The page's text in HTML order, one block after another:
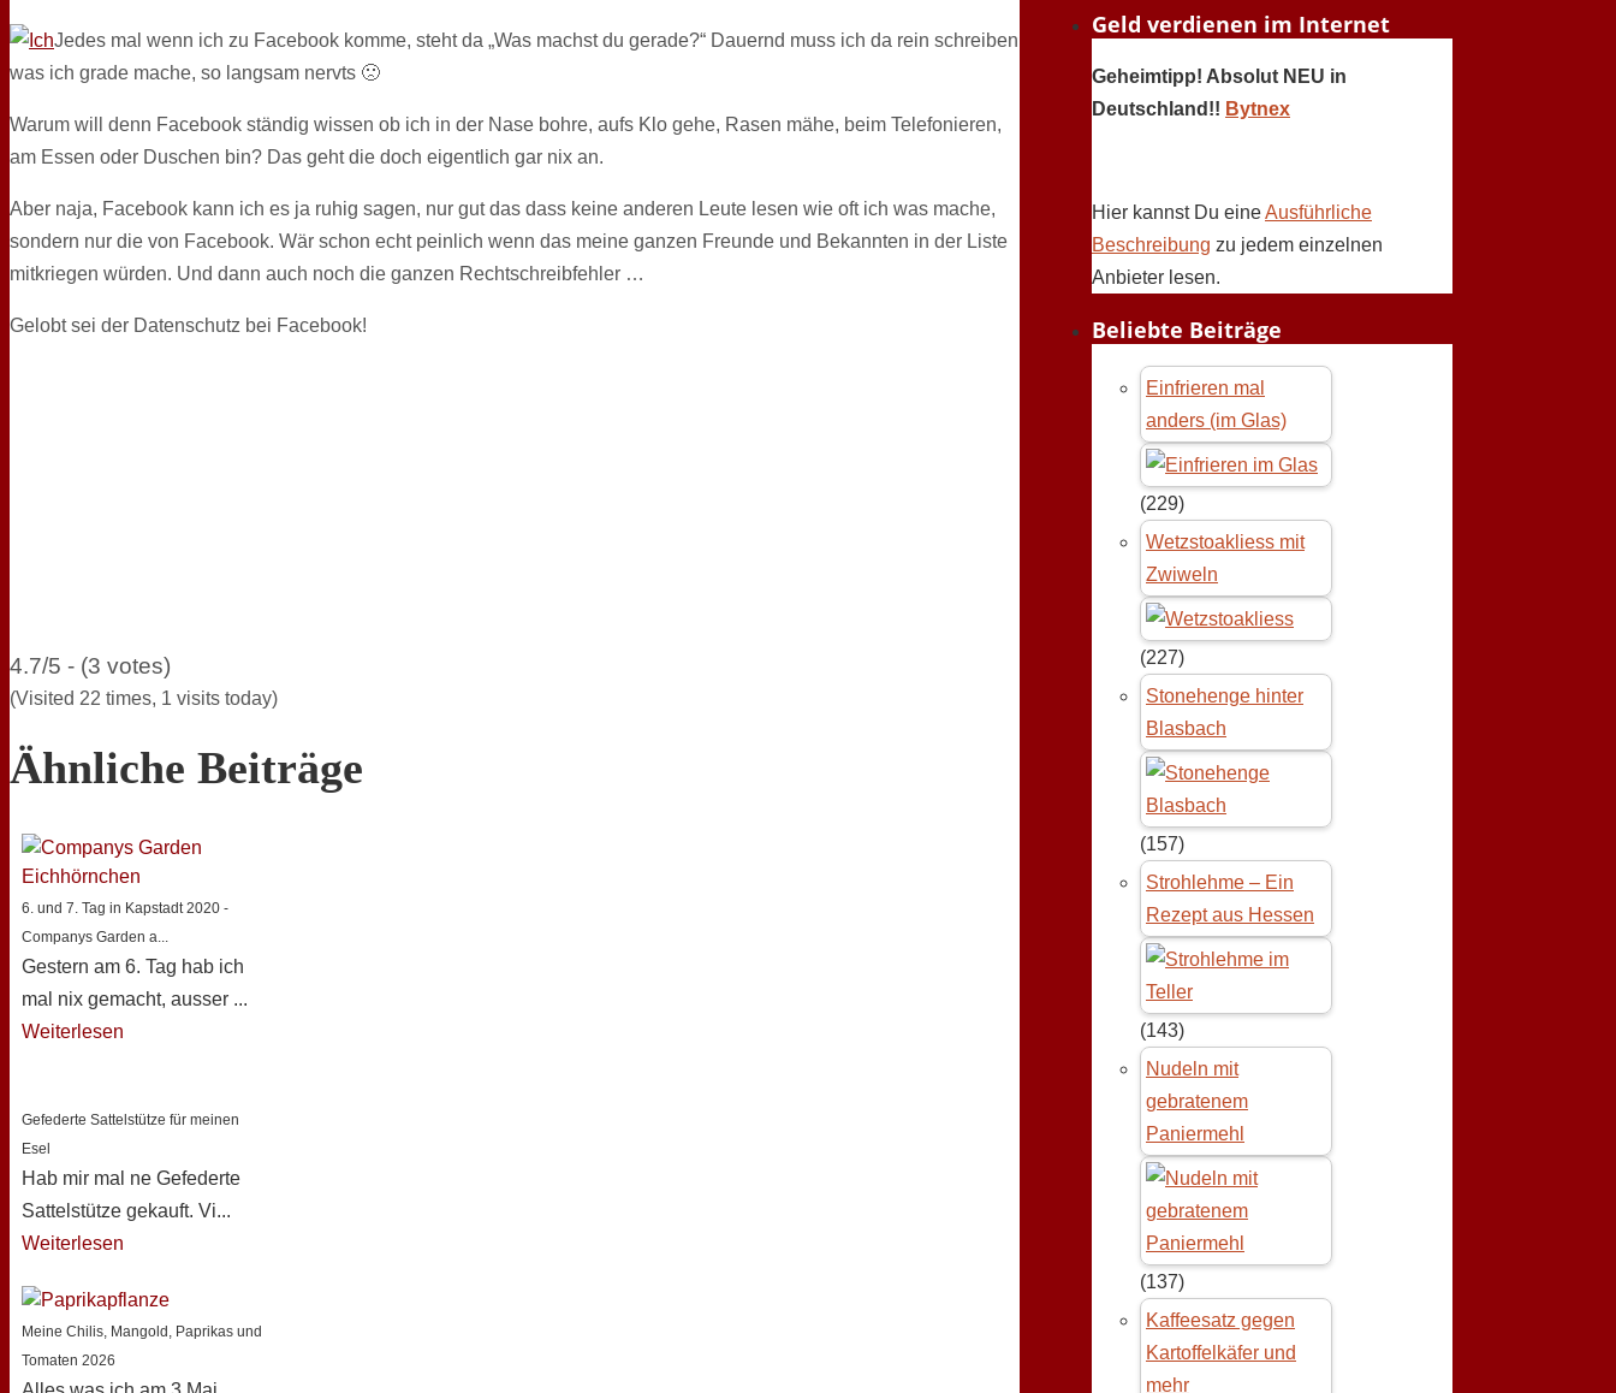
Jedes mal wenn ich zu Facebook komme, steht da „Was machst du gerade?“ Dauernd muss ich da rein schreiben
was ich grade mache, so langsam nervts 🙁
Warum will denn Facebook ständig wissen ob ich in der Nase bohre, aufs Klo gehe, Rasen mähe, beim Telefonieren,
am Essen oder Duschen bin? Das geht die doch eigentlich gar nix an.
Aber naja, Facebook kann ich es ja ruhig sagen, nur gut das dass keine anderen Leute lesen wie oft ich was mache,
sondern nur die von Facebook. Wär schon echt peinlich wenn das meine ganzen Freunde und Bekannten in der Liste
mitkriegen würden. Und dann auch noch die ganzen Rechtschreibfehler …
Gelobt sei der Datenschutz bei Facebook!
4.7/5 - (3 votes)
(Visited 22 times, 1 visits today)
Ähnliche Beiträge
6. und 7. Tag in Kapstadt 2020 -
Companys Garden a...
Gestern am 6. Tag hab ich
mal nix gemacht, ausser ...
Weiterlesen
Gefederte Sattelstütze für meinen
Esel
Hab mir mal ne Gefederte
Sattelstütze gekauft. Vi...
Weiterlesen
Meine Chilis, Mangold, Paprikas und
Tomaten 2026
Geld verdienen im Internet
Geheimtipp! Absolut NEU in
Deutschland!! Bytnex
Hier kannst Du eineAusführliche
Beschreibung zu jedem einzelnen
Anbieter lesen.
Beliebte Beiträge
Einfrieren mal
anders (im Glas)
(229)
Wetzstoakliess mit
Zwiweln
(227)
Stonehenge hinter
Blasbach
(157)
Strohlehme – Ein
Rezept aus Hessen
(143)
Nudeln mit
gebratenem
Paniermehl
(137)
Kaffeesatz gegen
Kartoffelkäfer und
mehr